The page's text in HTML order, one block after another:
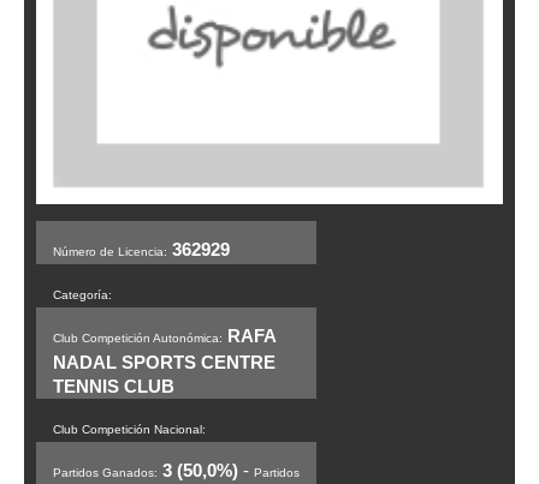
Número de Licencia: 362929
Categoría:
Club Competición Autonómica: RAFA
NADAL SPORTS CENTRE
TENNIS CLUB
Club Competición Nacional:
Partidos Ganados: 3 (50,0%) - Partidos